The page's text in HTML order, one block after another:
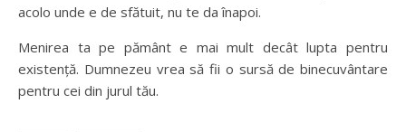
acolo unde e de sfătuit, nu te da înapoi.
Menirea ta pe pământ e mai mult decât lupta pentru
existență. Dumnezeu vrea să fii o sursă de binecuvântare
pentru cei din jurul tău.